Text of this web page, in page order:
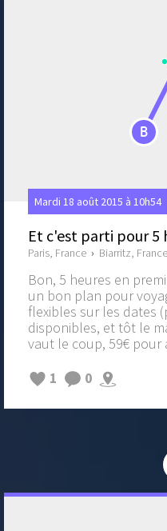
B
Mardi 18 août 2015 à 10h54
Et c'est parti pour 5
Paris, France › Biarritz, France
Bon, 5 heures en
un bon plan pour
flexibles sur les dates
disponibles, et tôt le
vaut le coup, 59€ pour
1
0